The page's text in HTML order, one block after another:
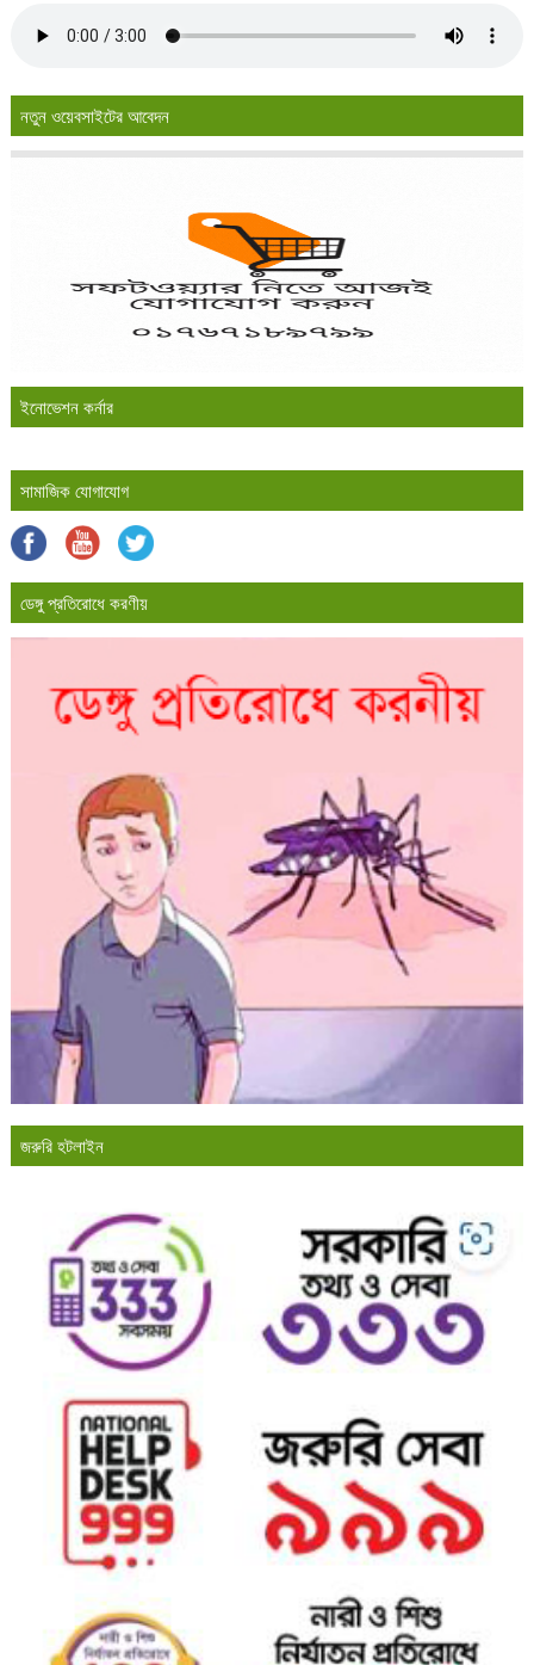
নতুন ওয়েবসাইটের আবেদন
ইনোভেশন কর্নার
সামাজিক যোগাযোগ
ডেঙ্গু প্রতিরোধে করণীয়
জরুরি হটলাইন